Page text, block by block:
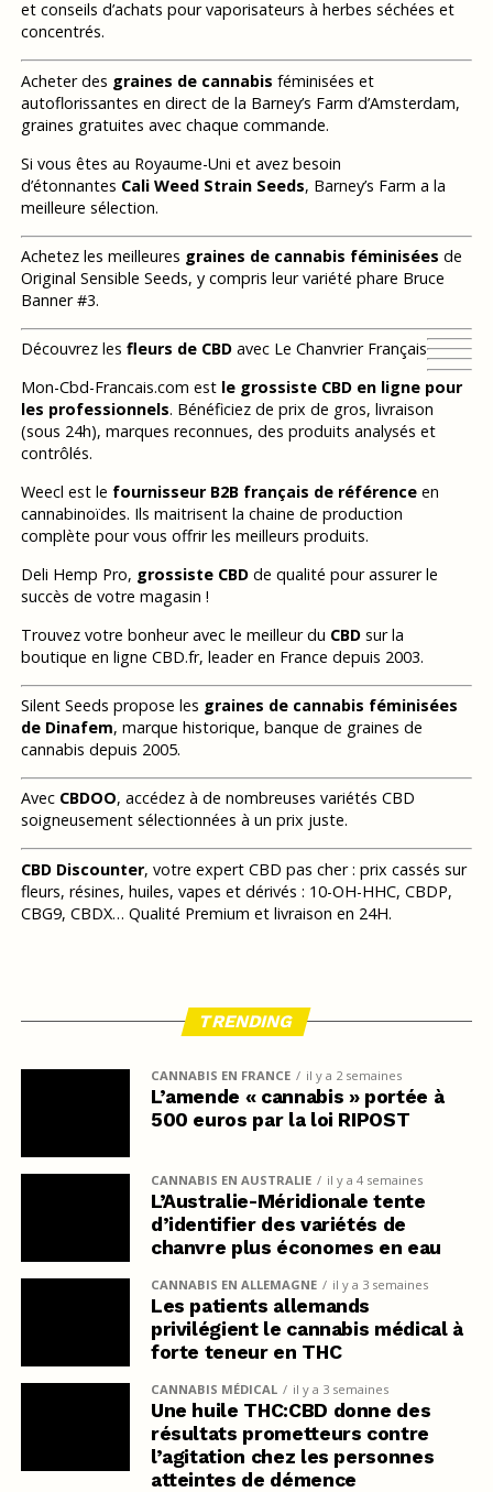
et conseils d’achats pour vaporisateurs à herbes séchées et
concentrés.
Acheter des graines de cannabis féminisées et
autoflorissantes en direct de la Barney’s Farm d’Amsterdam,
graines gratuites avec chaque commande.
Si vous êtes au Royaume-Uni et avez besoin
d’étonnantes Cali Weed Strain Seeds, Barney’s Farm a la
meilleure sélection.
Achetez les meilleures graines de cannabis féminisées de
Original Sensible Seeds, y compris leur variété phare Bruce
Banner #3.
Découvrez les fleurs de CBDavec Le Chanvrier Français
Mon-Cbd-Francais.com est le grossiste CBD en ligne pour
les professionnels. Bénéficiez de prix de gros, livraison
(sous 24h), marques reconnues, des produits analysés et
contrôlés.
Weecl est le fournisseur B2B français de référenceen
cannabinoïdes. Ils maitrisent la chaine de production
complète pour vous offrir les meilleurs produits.
Deli Hemp Pro, grossiste CBDde qualité pour assurer le
succès de votre magasin !
Trouvez votre bonheur avec le meilleur du CBDsur la
boutique en ligne CBD.fr, leader en France depuis 2003.
Silent Seeds propose les graines de cannabis féminisées
de Dinafem, marque historique, banque de graines de
cannabis depuis 2005.
Avec CBDOO, accédez à de nombreuses variétés CBD
soigneusement sélectionnées à un prix juste.
CBD Discounter, votre expert CBD pas cher : prix cassés sur
fleurs, résines, huiles, vapes et dérivés : 10-OH-HHC, CBDP,
CBG9, CBDX… Qualité Premium et livraison en 24H.
TRENDING
CANNABIS EN FRANCE il y a 2 semaines
L’amende « cannabis » portée à
500 euros par la loi RIPOST
CANNABIS EN AUSTRALIE il y a 4 semaines
L’Australie-Méridionale tente
d’identifier des variétés de
chanvre plus économes en eau
CANNABIS EN ALLEMAGNE il y a 3 semaines
Les patients allemands
privilégient le cannabis médical à
forte teneur en THC
CANNABIS MÉDICAL il y a 3 semaines
Une huile THC:CBD donne des
résultats prometteurs contre
l’agitation chez les personnes
atteintes de démence